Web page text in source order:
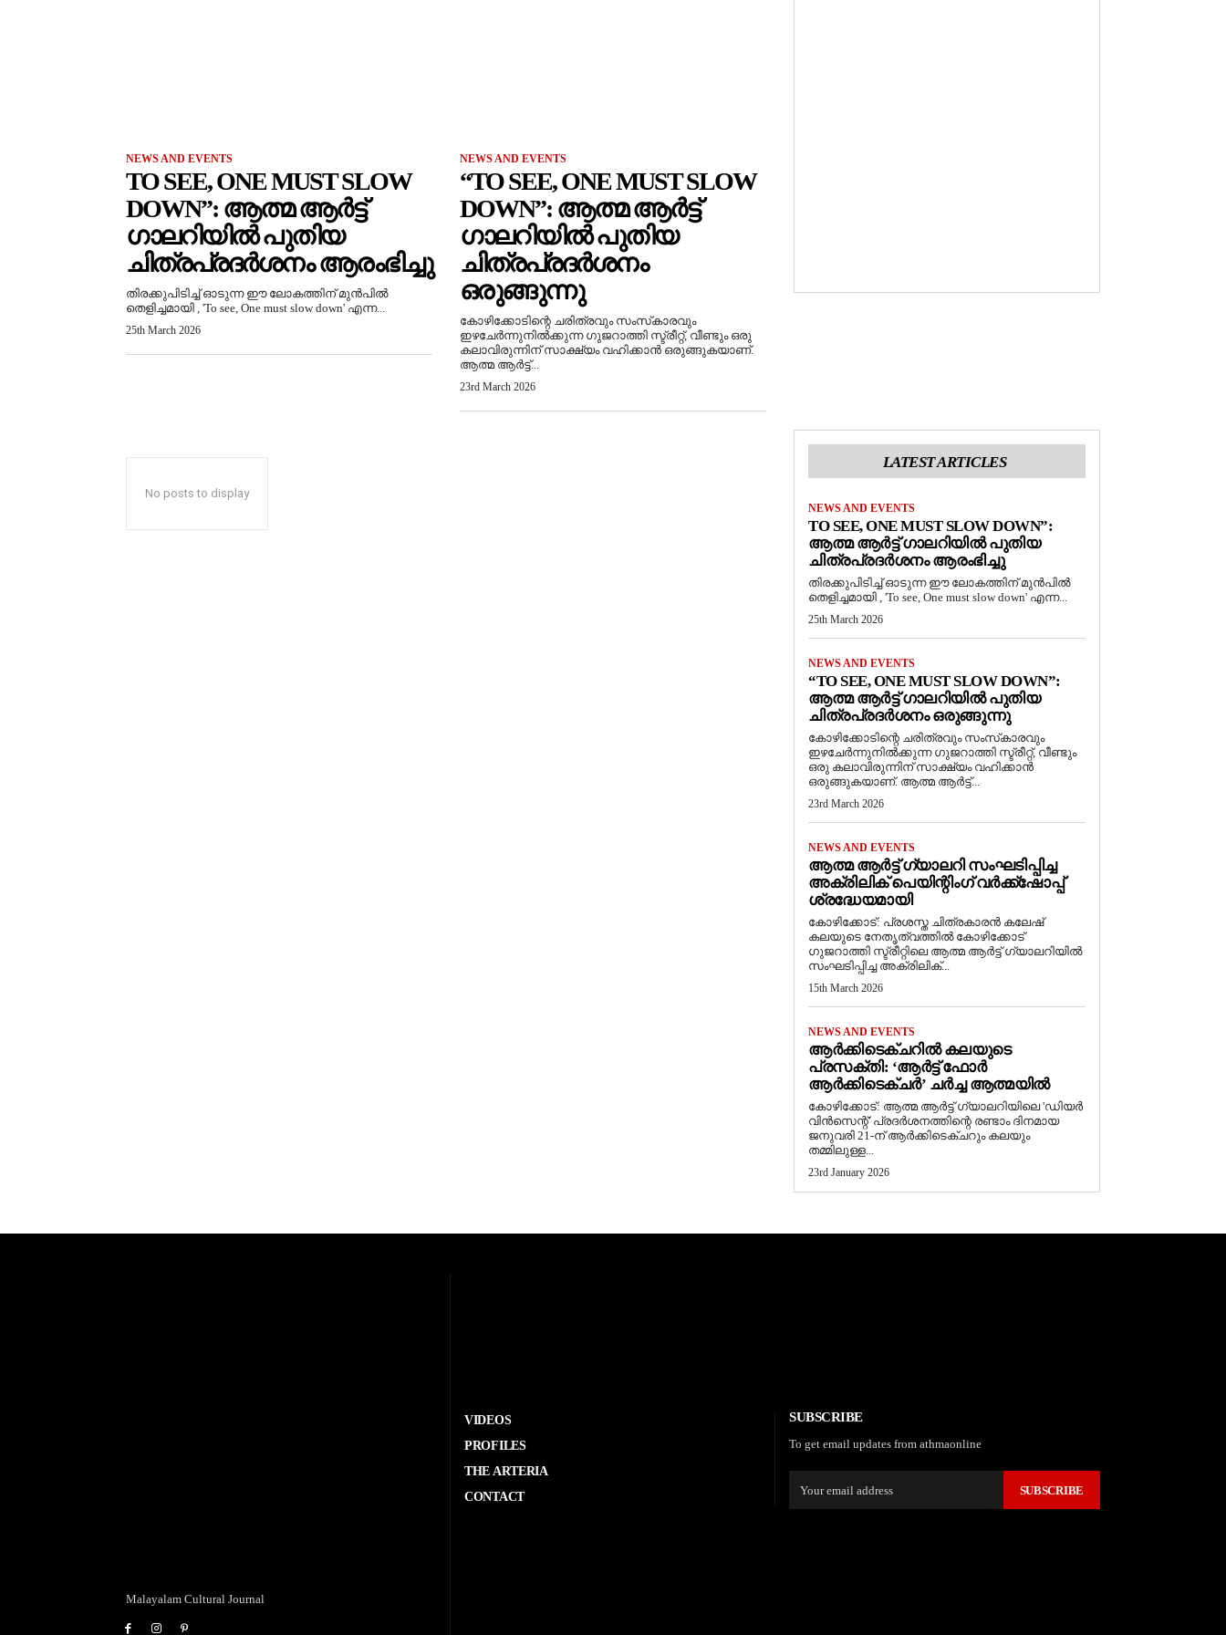
NEWS AND EVENTS
TO SEE, ONE MUST SLOW
DOWN”: ആത്മ ആർട്ട്
ഗാലറിയിൽ പുതിയ
ചിത്രപ്രദർശനം ആരംഭിച്ചു
തിരക്കുപിടിച്ച് ഓടുന്ന ഈ ലോകത്തിന് മുൻപിൽ
തെളിച്ചമായി , 'To see, One must slow down' എന്ന...
25th March 2026
NEWS AND EVENTS
“TO SEE, ONE MUST SLOW
DOWN”: ആത്മ ആർട്ട്
ഗാലറിയിൽ പുതിയ
ചിത്രപ്രദർശനം
ഒരുങ്ങുന്നു
കോഴിക്കോടിന്റെ ചരിത്രവും സംസ്‌കാരവും
ഇഴചേർന്നുനിൽക്കുന്ന ഗുജറാത്തി സ്ട്രീറ്റ്, വീണ്ടും ഒരു
കലാവിരുന്നിന് സാക്ഷ്യം വഹിക്കാൻ ഒരുങ്ങുകയാണ്.
ആത്മ ആർട്ട്...
23rd March 2026
No posts to display
LATEST ARTICLES
NEWS AND EVENTS
TO SEE, ONE MUST SLOW DOWN”:
ആത്മ ആർട്ട് ഗാലറിയിൽ പുതിയ
ചിത്രപ്രദർശനം ആരംഭിച്ചു
തിരക്കുപിടിച്ച് ഓടുന്ന ഈ ലോകത്തിന് മുൻപിൽ
തെളിച്ചമായി , 'To see, One must slow down' എന്ന...
25th March 2026
NEWS AND EVENTS
“TO SEE, ONE MUST SLOW DOWN”:
ആത്മ ആർട്ട് ഗാലറിയിൽ പുതിയ
ചിത്രപ്രദർശനം ഒരുങ്ങുന്നു
കോഴിക്കോടിന്റെ ചരിത്രവും സംസ്‌കാരവും
ഇഴചേർന്നുനിൽക്കുന്ന ഗുജറാത്തി സ്ട്രീറ്റ്, വീണ്ടും
ഒരു കലാവിരുന്നിന് സാക്ഷ്യം വഹിക്കാൻ
ഒരുങ്ങുകയാണ്. ആത്മ ആർട്ട്...
23rd March 2026
NEWS AND EVENTS
ആത്മ ആർട്ട് ഗ്യാലറി സംഘടിപ്പിച്ച
അക്രിലിക് പെയിന്റിംഗ് വർക്ക്‌ഷോപ്പ്
ശ്രദ്ധേയമായി
കോഴിക്കോട്: പ്രശസ്ത ചിത്രകാരൻ കലേഷ്
കലയുടെ നേതൃത്വത്തിൽ കോഴിക്കോട്
ഗുജറാത്തി സ്ട്രീറ്റിലെ ആത്മ ആർട്ട് ഗ്യാലറിയിൽ
സംഘടിപ്പിച്ച അക്രിലിക്...
15th March 2026
NEWS AND EVENTS
ആർക്കിടെക്ചറിൽ കലയുടെ
പ്രസക്തി: ‘ആർട്ട് ഫോർ
ആർക്കിടെക്ചർ’ ചർച്ച ആത്മയിൽ
​കോഴിക്കോട്: ആത്മ ആർട്ട് ഗ്യാലറിയിലെ 'ഡിയർ
വിൻസെന്റ്' പ്രദർശനത്തിന്റെ രണ്ടാം ദിനമായ
ജനുവരി 21-ന് ആർക്കിടെക്ചറും കലയും
തമ്മിലുള്ള...
23rd January 2026
Malayalam Cultural Journal
VIDEOS
PROFILES
THE ARTERIA
CONTACT
SUBSCRIBE
To get email updates from athmaonline
SUBSCRIBE